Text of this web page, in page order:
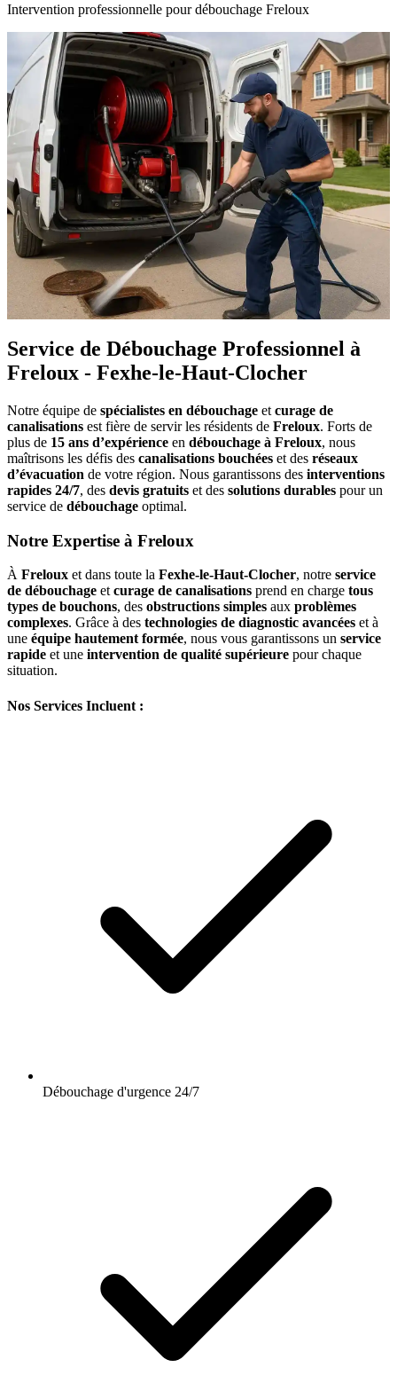
Intervention professionnelle pour débouchage Freloux
Service de Débouchage Professionnel à
Freloux - Fexhe-le-Haut-Clocher
Notre équipe de spécialistes en débouchage et curage de
canalisations est fière de servir les résidents de Freloux. Forts de
plus de 15 ans d’expérience en débouchage à Freloux, nous
maîtrisons les défis des canalisations bouchées et des réseaux
d’évacuation de votre région. Nous garantissons des interventions
rapides 24/7, des devis gratuits et des solutions durables pour un
service de débouchage optimal.
Notre Expertise à Freloux
À Freloux et dans toute la Fexhe-le-Haut-Clocher, notre service
de débouchage et curage de canalisations prend en charge tous
types de bouchons, des obstructions simples aux problèmes
complexes. Grâce à des technologies de diagnostic avancées et à
une équipe hautement formée, nous vous garantissons un service
rapide et une intervention de qualité supérieure pour chaque
situation.
Nos Services Incluent :
Débouchage d'urgence 24/7